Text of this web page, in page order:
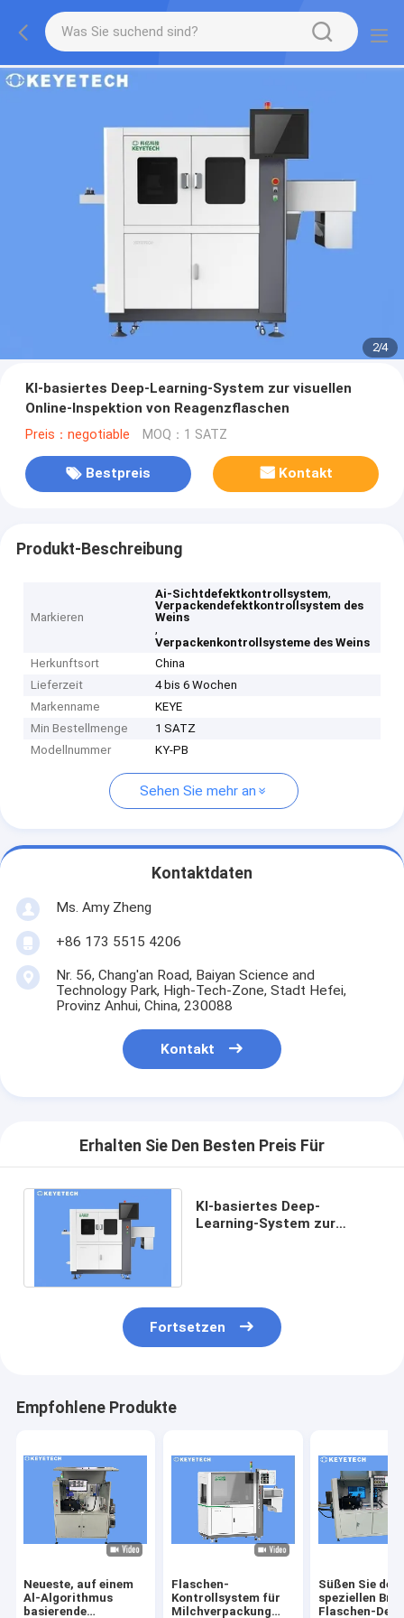
2/4
KI-basiertes Deep-Learning-System zur visuellen
Online-Inspektion von Reagenzflaschen
Preis：negotiable MOQ：1 SATZ
Bestpreis Kontakt
Produkt-Beschreibung
Markieren
Ai-Sichtdefektkontrollsystem,
Verpackendefektkontrollsystem des
Weins
,
Verpackenkontrollsysteme des Weins
Herkunftsort
China
Lieferzeit
4 bis 6 Wochen
Markenname
KEYE
Min Bestellmenge
1 SATZ
Modellnummer
KY-PB
Sehen Sie mehr an
Kontaktdaten
Ms. Amy Zheng
+86 173 5515 4206
Nr. 56, Chang'an Road, Baiyan Science and
Technology Park, High-Tech-Zone, Stadt Hefei,
Provinz Anhui, China, 230088
Kontakt
Erhalten Sie Den Besten Preis Für
KI-basiertes Deep-
Learning-System zur
Fortsetzen
Empfohlene Produkte
Neueste, auf einem
Al-Algorithmus
basierende
Flaschen-
Kontrollsystem für
Milchverpackung
Süßen Sie den
speziellen
Flaschen-